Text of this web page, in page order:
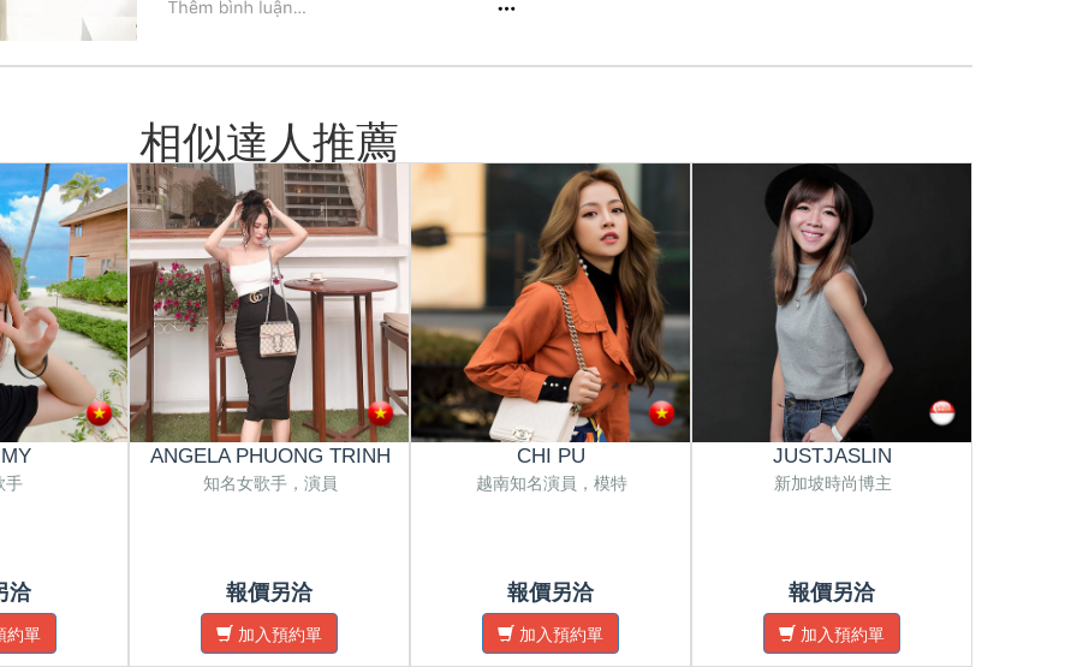
相似達人推薦
手
洽
約單
ANGELA PHUONG TRINH
知名女歌手，演員
報價另洽
加入預約單
CHI PU
越南知名演員，模特
報價另洽
加入預約單
JUSTJASLIN
新加坡時尚博主
報價另洽
加入預約單